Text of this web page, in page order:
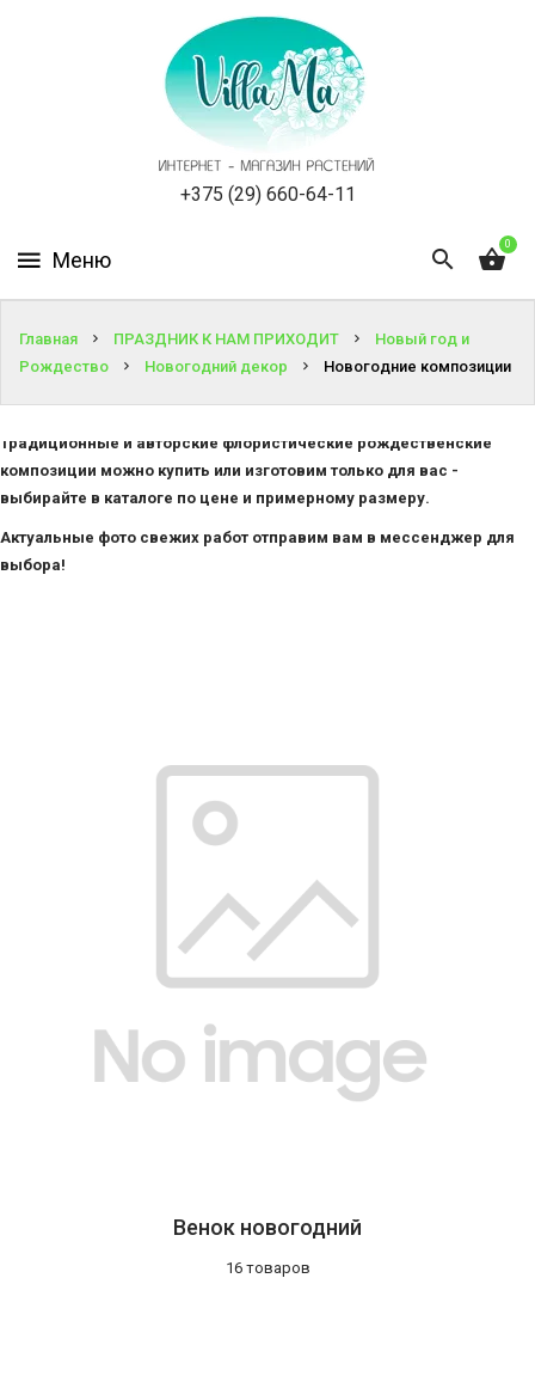
+375 (29) 660-64-11
0
НОВОСТИ,
АКЦИИ
ОТЗЫВЫ
УСЛУГИ
-
2026!
Главная ПРАЗДНИК К НАМ ПРИХОДИТ
Новый год и
Рождество
Новогодний декор Новогодние композиции
Традиционные и авторские флористические рождественские
композиции можно купить или изготовим только для вас -
выбирайте в каталоге по цене и примерному размеру.
Актуальные фото свежих работ отправим вам в мессенджер для
выбора!
Венок новогодний
16 товаров